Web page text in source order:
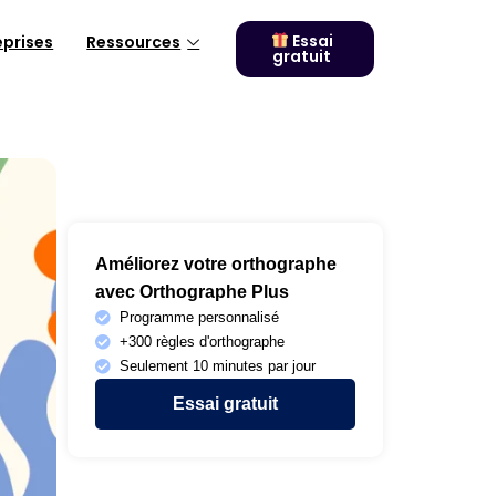
Ressources Essai
gratuit
Améliorez votre orthographe
avec Orthographe Plus
Programme personnalisé
+300 règles d'orthographe
Seulement 10 minutes par jour
Essai gratuit